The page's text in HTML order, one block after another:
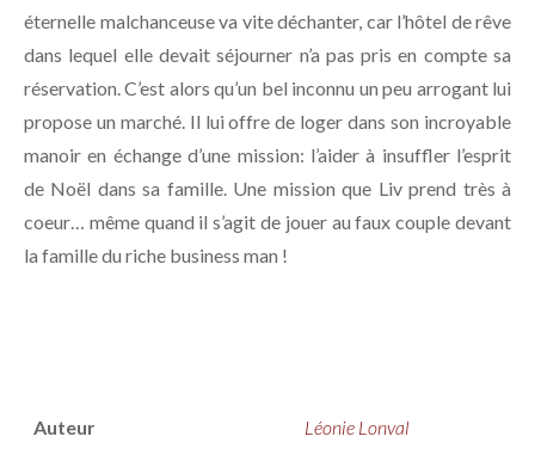
éternelle malchanceuse va vite déchanter, car l’hôtel de rêve
dans lequel elle devait séjourner n’a pas pris en compte sa
réservation. C’est alors qu’un bel inconnu un peu arrogant lui
propose un marché. Il lui offre de loger dans son incroyable
manoir en échange d’une mission: l’aider à insuffler l’esprit
de Noël dans sa famille. Une mission que Liv prend très à
coeur… même quand il s’agit de jouer au faux couple devant
la famille du riche business man !
Auteur Léonie Lonval